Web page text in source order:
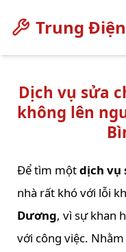
Trung
Dịch vụ sửa
không lên
Để tìm mộtdịch vụ
nhà rất khó với lỗi
Dương, vì sự khan
với công việc.